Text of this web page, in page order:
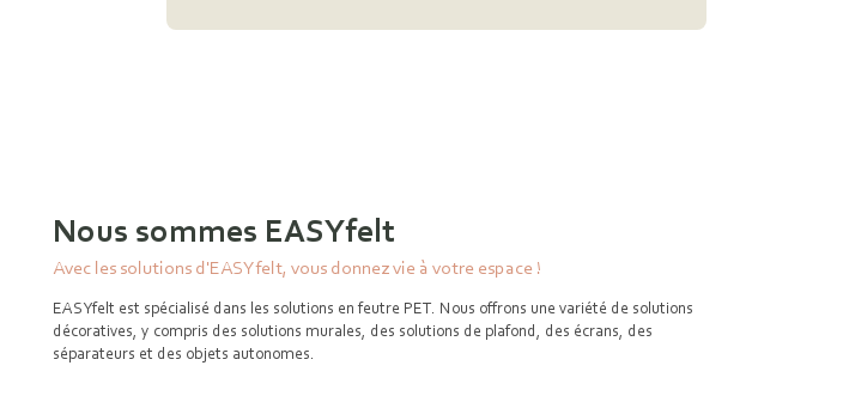
Nous sommes EASYfelt
Avec les solutions d'EASYfelt, vous donnez vie à votre espace !
EASYfelt est spécialisé dans les solutions en feutre PET. Nous offrons une variété de solutions
décoratives, y compris des solutions murales, des solutions de plafond, des écrans, des
séparateurs et des objets autonomes.